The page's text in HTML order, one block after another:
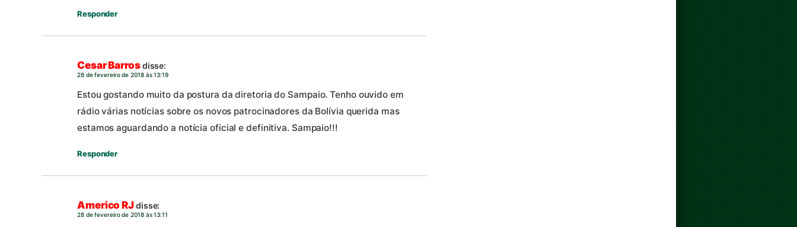
Responder
Cesar Barrosdisse:
28 de fevereiro de 2018 às 13:19
Estou gostando muito da postura da diretoria do Sampaio. Tenho ouvido em
rádio várias notícias sobre os novos patrocinadores da Bolívia querida mas
estamos aguardando a notícia oficial e definitiva. Sampaio!!!
Responder
Americo RJdisse:
28 de fevereiro de 2018 às 13:11